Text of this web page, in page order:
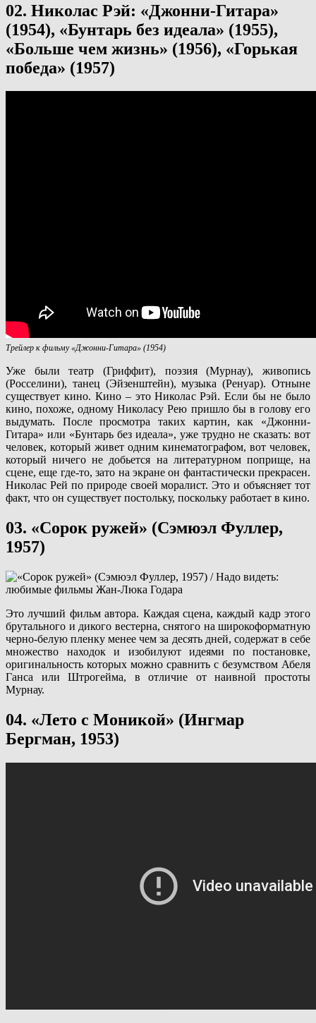
02. Николас Рэй: «Джонни-Гитара»
(1954), «Бунтарь без идеала» (1955),
«Больше чем жизнь» (1956), «Горькая
победа» (1957)
Трейлер к фильму «Джонни-Гитара» (1954)
Уже были театр (Гриффит), поэзия (Мурнау), живопись
(Росселини), танец (Эйзенштейн), музыка (Ренуар). Отныне
существует кино. Кино – это Николас Рэй. Если бы не было
кино, похоже, одному Николасу Рею пришло бы в голову его
выдумать. После просмотра таких картин, как «Джонни-
Гитара» или «Бунтарь без идеала», уже трудно не сказать: вот
человек, который живет одним кинематографом, вот человек,
который ничего не добьется на литературном поприще, на
сцене, еще где-то, зато на экране он фантастически прекрасен.
Николас Рей по природе своей моралист. Это и объясняет тот
факт, что он существует постольку, поскольку работает в кино.
03. «Сорок ружей» (Сэмюэл Фуллер,
1957)
Это лучший фильм автора. Каждая сцена, каждый кадр этого
брутального и дикого вестерна, снятого на широкоформатную
черно-белую пленку менее чем за десять дней, содержат в себе
множество находок и изобилуют идеями по постановке,
оригинальность которых можно сравнить с безумством Абеля
Ганса или Штрогейма, в отличие от наивной простоты
Мурнау.
04. «Лето с Моникой» (Ингмар
Бергман, 1953)